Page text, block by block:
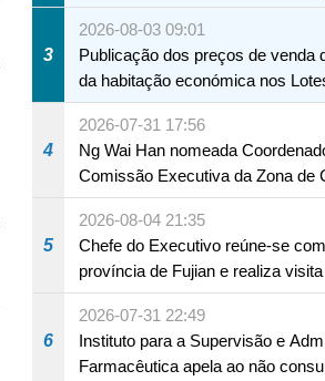
Macau
3
2026-08-03 09:01
Publicação dos preços de venda
da habitação económica nos
A12 da Zona A dos Novos
4
2026-07-31 17:56
Ng Wai Han nomeada
Comissão Executiva da Zona de
Aprofundada entre Guangdong e
Hengqin
5
2026-08-04 21:35
Chefe do Executivo reúne-se
província de Fujian e realiza
em Fuzhou
6
2026-07-31 22:49
Instituto para a Supervisão e
Farmacêutica apela ao não